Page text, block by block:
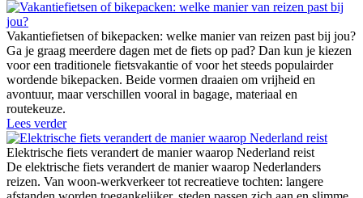
Vakantiefietsen of bikepacken: welke manier van reizen past bij jou?
Ga je graag meerdere dagen met de fiets op pad? Dan kun je kiezen
voor een traditionele fietsvakantie of voor het steeds populairder
wordende bikepacken. Beide vormen draaien om vrijheid en
avontuur, maar verschillen vooral in bagage, materiaal en
routekeuze.
Lees verder
Elektrische fiets verandert de manier waarop Nederland reist
De elektrische fiets verandert de manier waarop Nederlanders
reizen. Van woon-werkverkeer tot recreatieve tochten: langere